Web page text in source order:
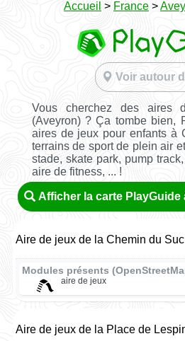
Accueil > France >
Voir autour
Vous cherchez des aires
(Aveyron) ? Ça tombe bien,
aires de jeux pour enfants à
terrains de sport de plein air
stade, skate park, pump
aire de fitness, ... !
Afficher la carte PlayGuide
Aire de jeux de la Chemin du Suc
Modules présents
aire de jeux
Aire de jeux de la Place de